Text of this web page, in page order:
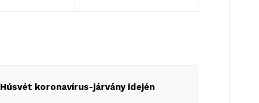
Húsvét koronavírus-járvány idején